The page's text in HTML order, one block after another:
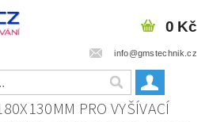
info@gmstechnik.cz
0 Kč
PRO VYŠÍVACÍ